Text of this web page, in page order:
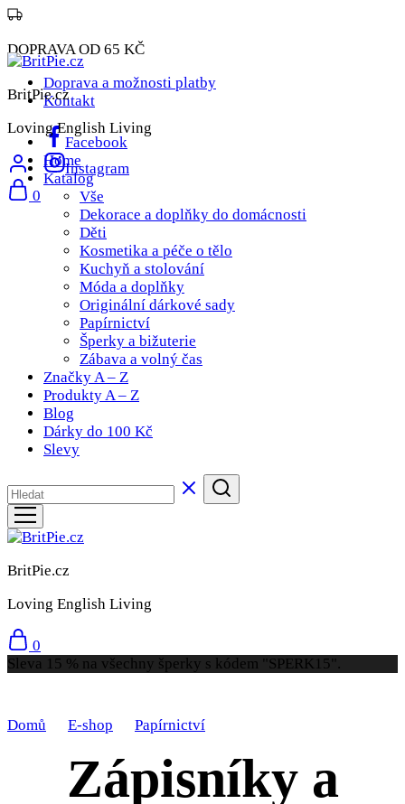
DOPRAVA OD 65 KČ
Doprava a možnosti platby
Kontakt
Facebook
Instagram
BritPie.cz
Loving English Living
0
Home
Katalog
Vše
Dekorace a doplňky do domácnosti
Děti
Kosmetika a péče o tělo
Kuchyň a stolování
Móda a doplňky
Originální dárkové sady
Papírnictví
Šperky a bižuterie
Zábava a volný čas
Značky A – Z
Produkty A – Z
Blog
Dárky do 100 Kč
Slevy
BritPie.cz
Loving English Living
0
Sleva 15 % na všechny šperky s kódem "SPERK15".
Domů E-shop Papírnictví
Zápisníky a